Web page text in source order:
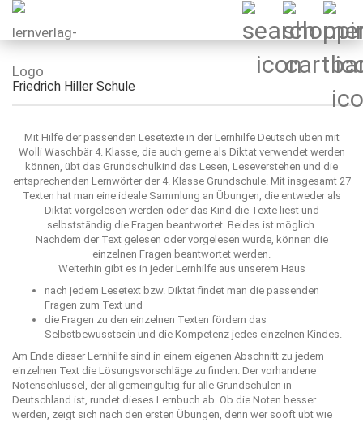
Friedrich Hiller Schule
Mit Hilfe der passenden Lesetexte in der Lernhilfe Deutsch üben mit
Wolli Waschbär 4. Klasse, die auch gerne als Diktat verwendet werden
können, übt das Grundschulkind das Lesen, Leseverstehen und die
entsprechenden Lernwörter der 4. Klasse Grundschule. Mit insgesamt 27
Texten hat man eine ideale Sammlung an Übungen, die entweder als
Diktat vorgelesen werden oder das Kind die Texte liest und
selbstständig die Fragen beantwortet. Beides ist möglich.
Nachdem der Text gelesen oder vorgelesen wurde, können die
einzelnen Fragen beantwortet werden.
Weiterhin gibt es in jeder Lernhilfe aus unserem Haus
nach jedem Lesetext bzw. Diktat findet man die passenden
Fragen zum Text und
die Fragen zu den einzelnen Texten fördern das
Selbstbewusstsein und die Kompetenz jedes einzelnen Kindes.
Am Ende dieser Lernhilfe sind in einem eigenen Abschnitt zu jedem
einzelnen Text die Lösungsvorschläge zu finden. Der vorhandene
Notenschlüssel, der allgemeingültig für alle Grundschulen in
Deutschland ist, rundet dieses Lernbuch ab. Ob die Noten besser
werden, zeigt sich nach den ersten Übungen, denn wer sooft übt wie